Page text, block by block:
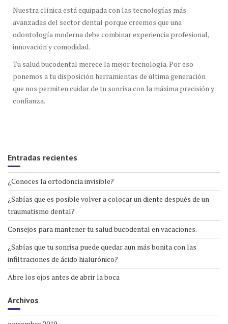
Nuestra clínica está equipada con las tecnologías más
avanzadas del sector dental porque creemos que una
odontología moderna debe combinar experiencia profesional,
innovación y comodidad.
Tu salud bucodental merece la mejor tecnología. Por eso
ponemos a tu disposición herramientas de última generación
que nos permiten cuidar de tu sonrisa con la máxima precisión y
confianza.
Entradas recientes
¿Conoces la ortodoncia invisible?
¿Sabías que es posible volver a colocar un diente después de un
traumatismo dental?
Consejos para mantener tu salud bucodental en vacaciones.
¿Sabías que tu sonrisa puede quedar aun más bonita con las
infiltraciones de ácido hialurónico?
Abre los ojos antes de abrir la boca
Archivos